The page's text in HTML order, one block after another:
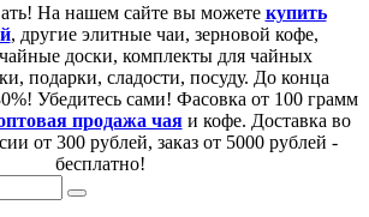
На нашем сайте вы можете купить
, другие элитные чаи, зерновой кофе,
доски, комплекты для чайных
подарки, сладости, посуду. До конца
Убедитесь сами! Фасовка от 100 грамм
продажа чаяи кофе. Доставка во
от 300 рублей, заказ от 5000 рублей -
бесплатно!